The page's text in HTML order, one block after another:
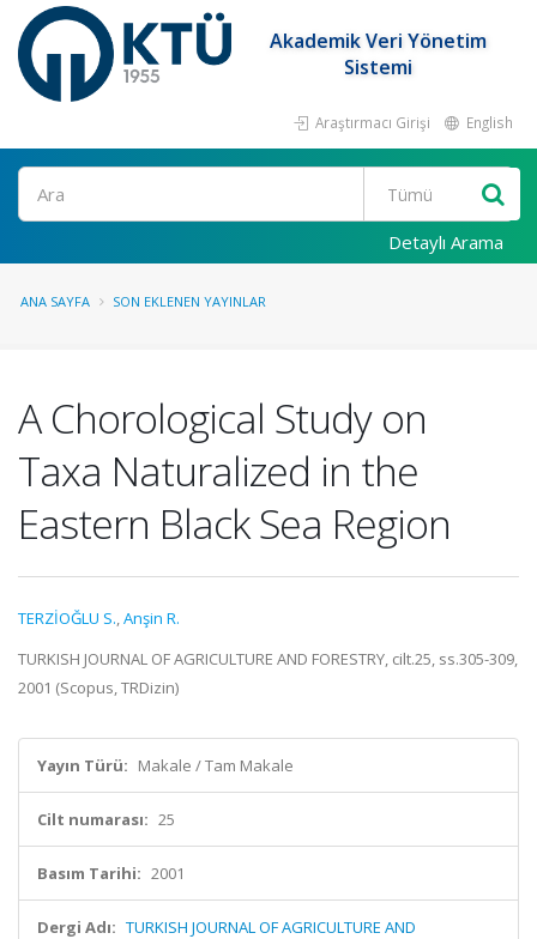
Akademik Veri Yönetim
Sistemi
Araştırmacı Girişi English
Ara
Detaylı Arama
ANA SAYFA SON EKLENEN YAYINLAR
A Chorological Study on
Taxa Naturalized in the
Eastern Black Sea Region
TERZİOĞLU S.,Anşin R.
TURKISH JOURNAL OF AGRICULTURE AND FORESTRY, cilt.25, ss.305-309,
2001 (Scopus, TRDizin)
Yayın Türü: Makale / Tam Makale
Cilt numarası: 25
Basım Tarihi: 2001
Dergi Adı: TURKISH JOURNAL OF AGRICULTURE AND